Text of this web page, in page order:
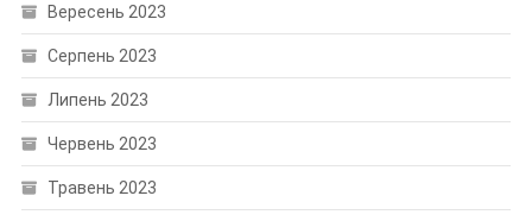
Вересень 2023
Серпень 2023
Липень 2023
Червень 2023
Травень 2023